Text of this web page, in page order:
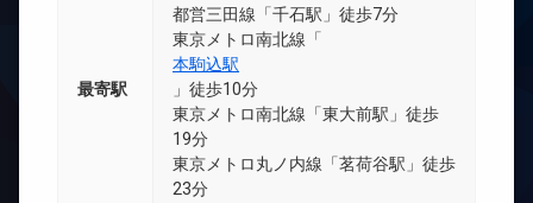
最寄駅
都営三田線「千石駅」徒歩7分
東京メトロ南北線「
本駒込駅
」徒歩10分
東京メトロ南北線「東大前駅」徒歩
19分
東京メトロ丸ノ内線「茗荷谷駅」徒歩
23分